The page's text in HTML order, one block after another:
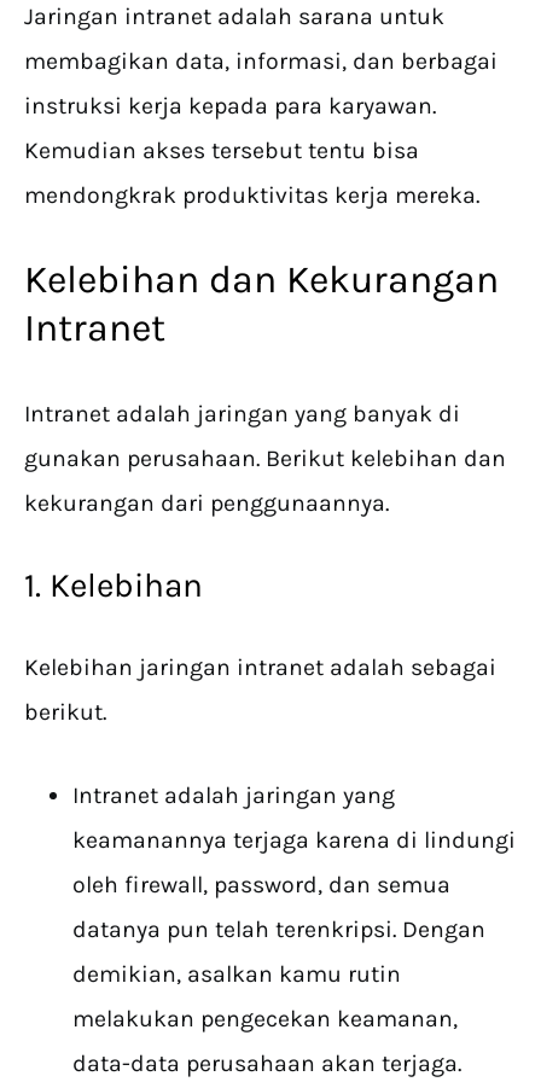
Jaringan intranet adalah sarana untuk
membagikan data, informasi, dan berbagai
instruksi kerja kepada para karyawan.
Kemudian akses tersebut tentu bisa
mendongkrak produktivitas kerja mereka.
Kelebihan dan Kekurangan
Intranet
Intranet adalah jaringan yang banyak di
gunakan perusahaan. Berikut kelebihan dan
kekurangan dari penggunaannya.
1. Kelebihan
Kelebihan jaringan intranet adalah sebagai
berikut.
Intranet adalah jaringan yang
keamanannya terjaga karena di lindungi
oleh firewall, password, dan semua
datanya pun telah terenkripsi. Dengan
demikian, asalkan kamu rutin
melakukan pengecekan keamanan,
data-data perusahaan akan terjaga.